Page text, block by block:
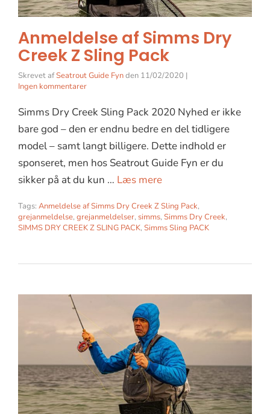
Anmeldelse af Simms Dry
Creek Z Sling Pack
Skrevet afSeatrout Guide Fynden 11/02/2020 |
Ingen kommentarer
Simms Dry Creek Sling Pack 2020 Nyhed er ikke
bare god – den er endnu bedre en del tidligere
model – samt langt billigere. Dette indhold er
sponseret, men hos Seatrout Guide Fyn er du
sikker på at du kun … Læs mere
Tags: Anmeldelse af Simms Dry Creek Z Sling Pack,
grejanmeldelse, grejanmeldelser, simms, Simms Dry Creek,
SIMMS DRY CREEK Z SLING PACK, Simms Sling PACK